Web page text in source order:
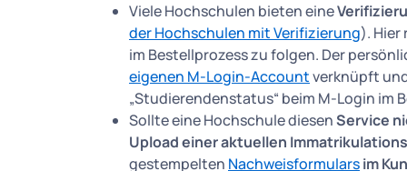
Viele Hochschulen bieten eine
der Hochschulen mit Verifizierung). Hier
im Bestellprozess zu folgen. Der
eigenen M-Login-Accountverknüpft
„Studierendenstatus“ beim M-Login im
Sollte eine Hochschule diesenService
Upload einer aktuellen
gestempelten Nachweisformularsim